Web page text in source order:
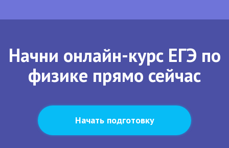
Начни онлайн-курс ЕГЭ по
физике прямо сейчас
Начать подготовку